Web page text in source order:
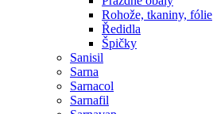
Rohože, tkaniny, fólie
Ředidla
Špičky
Sanisil
Sarna
Sarnacol
Sarnafil